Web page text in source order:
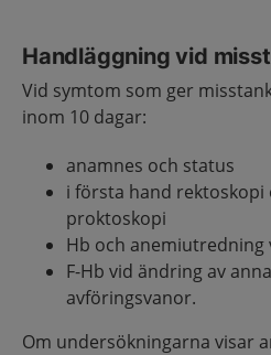
Handläggning vid
Vid symtom som ger
inom 10 dagar:
anamnes och status
i första hand rektoskopi
proktoskopi
Hb och anemiutredning
F-Hb vid ändring av
avföringsvanor.
Om undersökningarna visar